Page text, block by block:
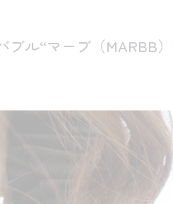
ブル“マーブ（MARBB